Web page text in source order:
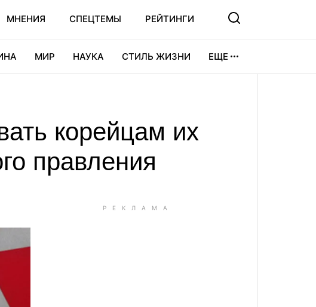
МНЕНИЯ СПЕЦТЕМЫ РЕЙТИНГИ
МИР НАУКА СТИЛЬ ЖИЗНИ ЕЩЕ
корейцам их
правления